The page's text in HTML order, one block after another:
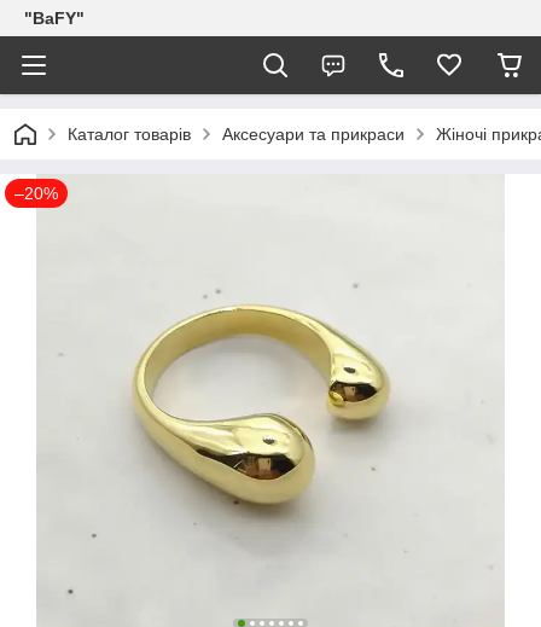
"BaFY"
Каталог товарів Аксесуари та прикраси Жіночі
–20%